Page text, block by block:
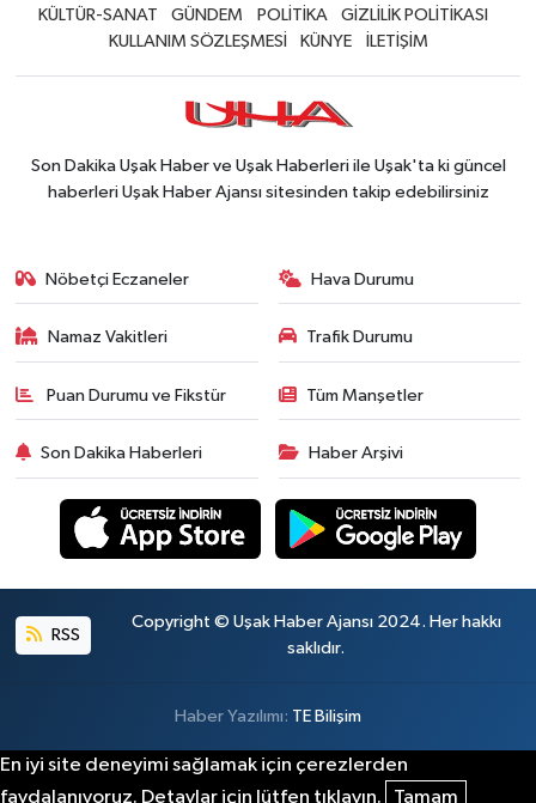
KÜLTÜR-SANAT
GÜNDEM POLİTİKA
GİZLİLİK POLİTİKASI
KULLANIM SÖZLEŞMESİ
KÜNYE İLETİŞİM
Son Dakika Uşak Haber ve Uşak Haberleri ile Uşak'ta ki güncel
haberleri Uşak Haber Ajansı sitesinden takip edebilirsiniz
Nöbetçi Eczaneler Hava Durumu
Namaz Vakitleri Trafik Durumu
Puan Durumu ve Fikstür Tüm Manşetler
Son Dakika Haberleri Haber Arşivi
RSS
Copyright © Uşak Haber Ajansı 2024. Her hakkı
saklıdır.
Haber Yazılımı: TE Bilişim
En iyi site deneyimi sağlamak için çerezlerden
faydalanıyoruz. Detaylar için lütfen tıklayın.
Tamam